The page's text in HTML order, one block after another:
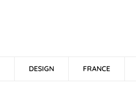
DESIGN FRANCE